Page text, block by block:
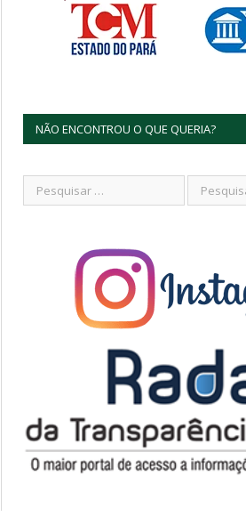
NÃO ENCONTROU O QUE QUERIA?